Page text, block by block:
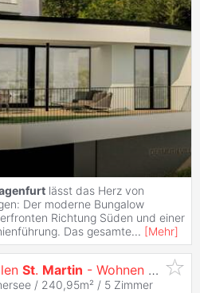
lässt das Herz von
Der moderne Bungalow
Richtung Süden und einer
Das gesamte... [Mehr]
St. Martin - Wohnen mit Ausblick
/ 240,95m² / 5 Zimmer